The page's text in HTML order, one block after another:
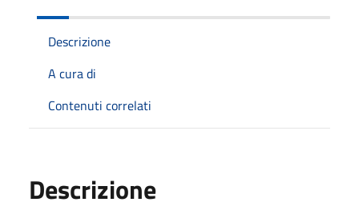
Descrizione
A cura di
Contenuti correlati
Descrizione